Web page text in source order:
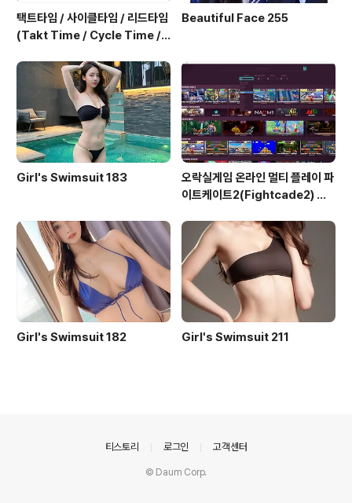
택트타임 / 사이클타임 / 리드타임
(Takt Time / Cycle Time / L
Beautiful Face 255
Girl's Swimsuit 183
오락실게임 온라인 멀티 플레이 파
이트케이트2(Fightcade2) 설
Girl's Swimsuit 182 Girl's Swimsuit 211
티스토리 로그인 고객센터
© Daum Corp.